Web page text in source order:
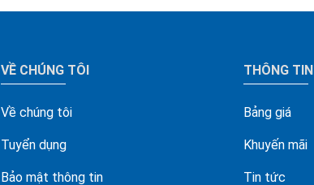
VỀ CHÚNG TÔI
Về chúng tôi
Tuyển dụng
Bảo mật thông tin
THÔNG TIN
Bảng giá
Khuyến mãi
Tin tức